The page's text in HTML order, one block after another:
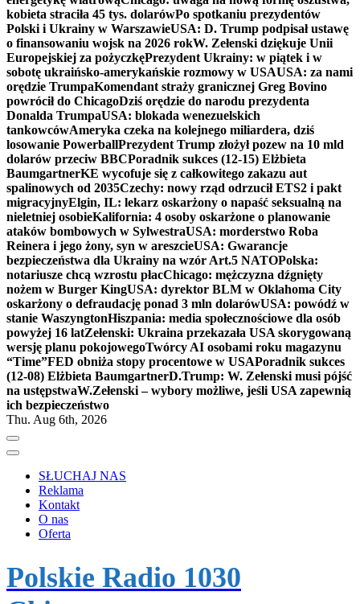
kobieta straciła 45 tys. dolarówPo spotkaniu prezydentów
Polski i Ukrainy w WarszawieUSA: D. Trump podpisał ustawę
o finansowaniu wojsk na 2026 rokW. Zełenski dziękuje Unii
Europejskiej za pożyczkęPrezydent Ukrainy: w piątek i w
sobotę ukraińsko-amerykańskie rozmowy w USAUSA: za nami
orędzie TrumpaKomendant straży granicznej Greg Bovino
powrócił do ChicagoDziś orędzie do narodu prezydenta
Donalda TrumpaUSA: blokada wenezuelskich
tankowcówAmeryka czeka na kolejnego miliardera, dziś
losowanie PowerballPrezydent Trump złożył pozew na 10 mld
dolarów przeciw BBCPoradnik sukces (12-15) Elżbieta
BaumgartnerKE wycofuje się z całkowitego zakazu aut
spalinowych od 2035Czechy: nowy rząd odrzucił ETS2 i pakt
migracyjnyElgin, IL: lekarz oskarżony o napaść seksualną na
nieletniej osobieKalifornia: 4 osoby oskarżone o planowanie
ataków bombowych w SylwestraUSA: morderstwo Roba
Reinera i jego żony, syn w areszcieUSA: Gwarancje
bezpieczeństwa dla Ukrainy na wzór Art.5 NATOPolska:
notariusze chcą wzrostu płacChicago: mężczyzna dźgnięty
nożem w Burger KingUSA: dyrektor BLM w Oklahoma City
oskarżony o defraudację ponad 3 mln dolarówUSA: powódź w
stanie WaszyngtonHiszpania: media społecznościowe dla osób
powyżej 16 latZełenski: Ukraina przekazała USA skorygowaną
wersję planu pokojowegoTwórcy AI osobami roku magazynu
“Time”FED obniża stopy procentowe w USAPoradnik sukces
(12-08) Elżbieta BaumgartnerD.Trump: W. Zełenski musi pójść
na ustępstwaW.Zełenski – wybory możliwe, jeśli USA zapewnią
ich bezpieczeństwo
Thu. Aug 6th, 2026
SŁUCHAJ NAS
Reklama
Kontakt
O nas
Oferta
Polskie Radio 1030